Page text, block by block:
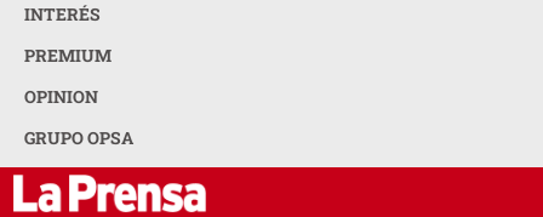
INTERÉS
PREMIUM
OPINION
GRUPO OPSA